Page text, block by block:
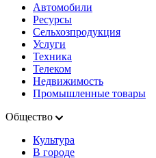
Автомобили
Ресурсы
Сельхозпродукция
Услуги
Техника
Телеком
Недвижимость
Промышленные товары
Общество
Культура
В городе